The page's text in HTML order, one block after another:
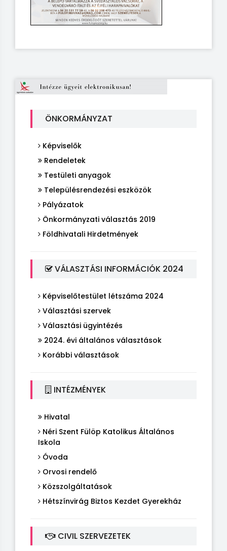
ÖNKORMÁNYZAT
Képviselők
Rendeletek
Testületi anyagok
Településrendezési eszközök
Pályázatok
Önkormányzati választás 2019
Földhivatali Hirdetmények
VÁLASZTÁSI INFORMÁCIÓK 2024
Képviselőtestület létszáma 2024
Választási szervek
Választási ügyintézés
2024. évi általános választások
Korábbi választások
INTÉZMÉNYEK
Hivatal
Néri Szent Fülöp Katolikus Általános
Iskola
Óvoda
Orvosi rendelő
Közszolgáltatások
Hétszínvirág Biztos Kezdet Gyerekház
CIVIL SZERVEZETEK